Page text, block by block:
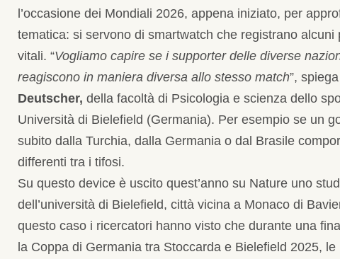
l’occasione dei Mondiali 2026, appena iniziato, per
tematica: si servono di smartwatch che registrano alcuni
vitali. “Vogliamo capire se i supporter delle diverse
reagiscono in maniera diversa allo stesso match”, spiega
Deutscher, della facoltà di Psicologia e scienza dello
Università di Bielefield (Germania). Per esempio se un
subito dalla Turchia, dalla Germania o dal Brasile
differenti tra i tifosi.
Su questo device è uscito quest’anno su Nature uno
dell’università di Bielefield, città vicina a Monaco di
questo caso i ricercatori hanno visto che durante una
la Coppa di Germania tra Stoccarda e Bielefield 2025, le